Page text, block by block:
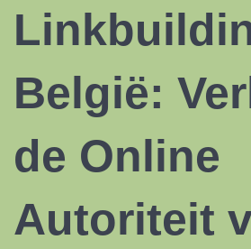
België:
de Online
Autoriteit